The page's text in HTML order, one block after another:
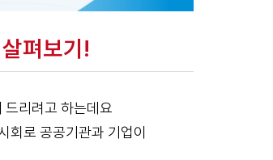
펴보기!
리려고 하는데요
회로 공공기관과 기업이